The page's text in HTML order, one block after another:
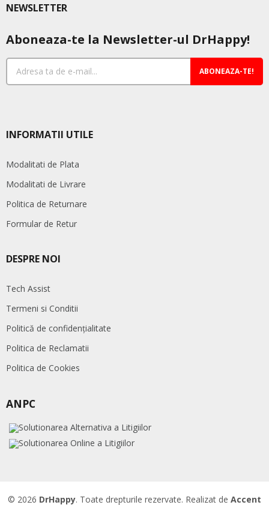
NEWSLETTER
Aboneaza-te la Newsletter-ul DrHappy!
ABONEAZA-TE!
INFORMATII UTILE
Modalitati de Plata
Modalitati de Livrare
Politica de Returnare
Formular de Retur
DESPRE NOI
Tech Assist
Termeni si Conditii
Politică de confidențialitate
Politica de Reclamatii
Politica de Cookies
ANPC
© 2026 DrHappy. Toate drepturile rezervate. Realizat de Accent